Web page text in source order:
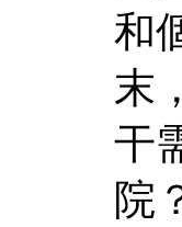
和
末
干
院